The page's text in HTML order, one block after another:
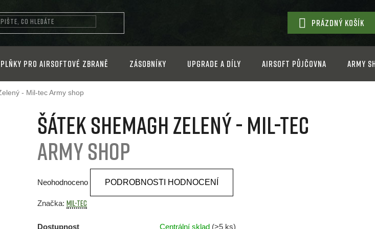
NÁKUPNÍ
KOŠÍK
PRÁZDNÝ KOŠÍK
pro airsoftové zbraně Zásobníky Upgrade a díly Airsoft půjčovna Army
- Mil-tecArmy shop
Šátek Shemagh Zelený - Mil-tec
Army shop
produktu
Neohodnoceno PODROBNOSTI HODNOCENÍ
Značka: MIL-TEC
Dostupnost Centrální sklad (>5 ks)